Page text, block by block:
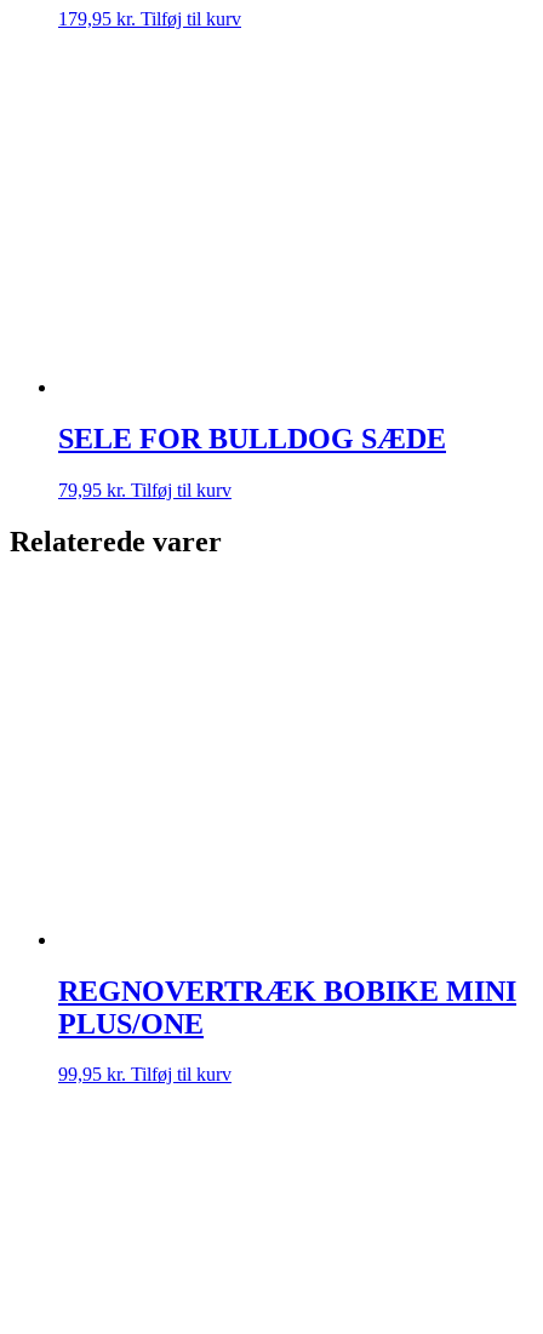
179,95 kr. Tilføj til kurv
SELE FOR BULLDOG SÆDE
79,95 kr. Tilføj til kurv
Relaterede varer
REGNOVERTRÆK BOBIKE MINI
PLUS/ONE
99,95 kr. Tilføj til kurv